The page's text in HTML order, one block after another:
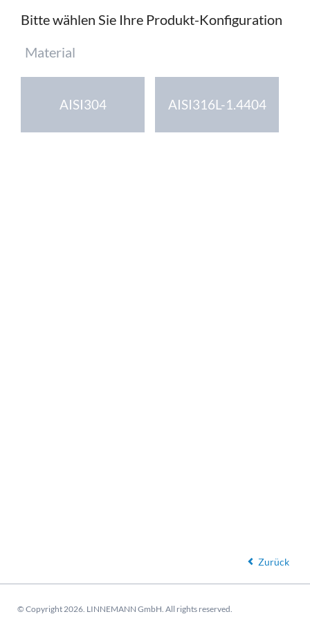
Bitte wählen Sie Ihre Produkt-Konfiguration
Pflichtfeld
Material
AISI304 AISI316L-1.4404
Zurück
© Copyright 2026. LINNEMANN GmbH. All rights reserved.